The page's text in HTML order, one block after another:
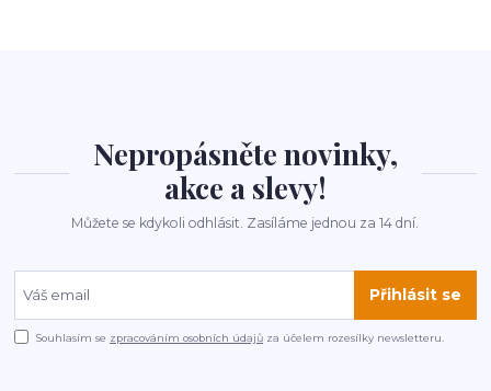
Nepropásněte novinky,
akce a slevy!
Můžete se kdykoli odhlásit. Zasíláme jednou za 14 dní.
Přihlásit se
Souhlasím se zpracováním osobních údajů za účelem rozesílky newsletteru.